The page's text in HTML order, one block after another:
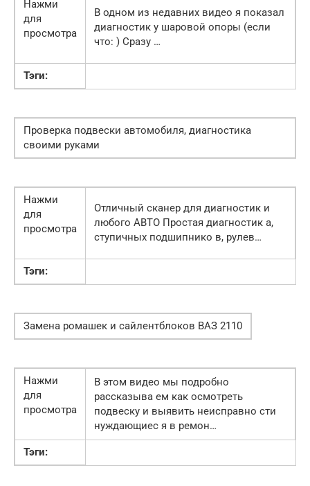
Нажми
для
просмотра
В одном из недавних видео я показал
диагностик у шаровой опоры (если
что: ) Сразу …
Тэги:
Проверка подвески автомобиля, диагностика
своими руками
Нажми
для
просмотра
Отличный сканер для диагностик и
любого АВТО Простая диагностик а,
ступичных подшипнико в, рулев…
Тэги:
Замена ромашек и сайлентблоков ВАЗ 2110
Нажми
для
просмотра
В этом видео мы подробно
рассказыва ем как осмотреть
подвеску и выявить неисправно сти
нуждающиес я в ремон…
Тэги: